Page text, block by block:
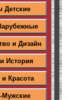
Детские
и Дизайн
История
Красота
Мужские